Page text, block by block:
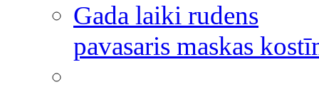
Gada laiki rudens
pavasaris maskas